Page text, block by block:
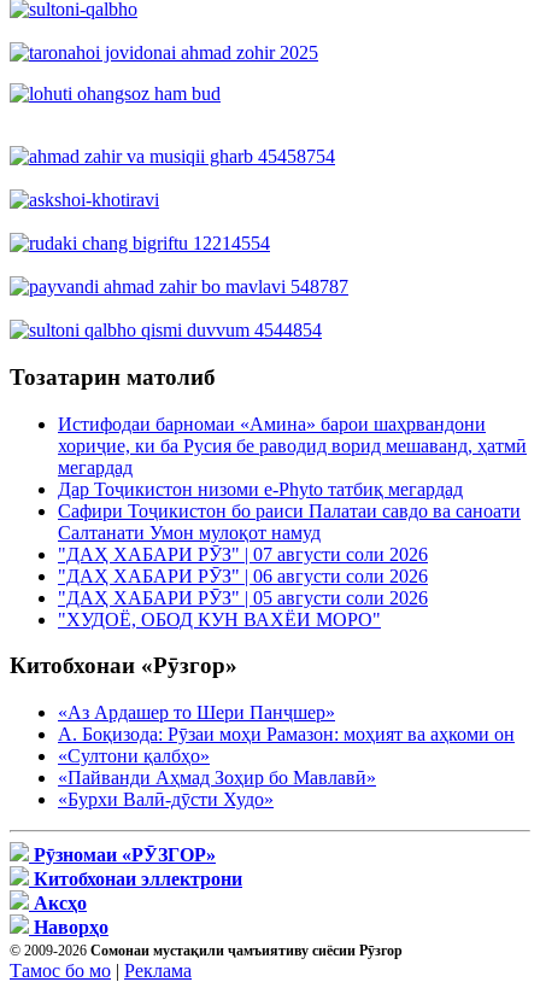
Тозатарин матолиб
Истифодаи барномаи «Амина» барои шаҳрвандони
хориҷие, ки ба Русия бе раводид ворид мешаванд, ҳатмӣ
мегардад
Дар Тоҷикистон низоми e-Phyto татбиқ мегардад
Сафири Тоҷикистон бо раиси Палатаи савдо ва саноати
Салтанати Умон мулоқот намуд
"ДАҲ ХАБАРИ РӮЗ" | 07 августи соли 2026
"ДАҲ ХАБАРИ РӮЗ" | 06 августи соли 2026
"ДАҲ ХАБАРИ РӮЗ" | 05 августи соли 2026
"ХУДОЁ, ОБОД КУН ВАХЁИ МОРО"
Китобхонаи «Рӯзгор»
«Аз Ардашер то Шери Панҷшер»
А. Боқизода: Рӯзаи моҳи Рамазон: моҳият ва аҳкоми он
«Султони қалбҳо»
«Пайванди Аҳмад Зоҳир бо Мавлавӣ»
«Бурхи Валӣ-дӯсти Худо»
Рӯзномаи «РӮЗГОР»
Китобхонаи эллектрони
Аксҳо
Наворҳо
© 2009-2026 Сомонаи мустақили ҷамъиятиву сиёсии Рӯзгор
Тамос бо мо | Реклама